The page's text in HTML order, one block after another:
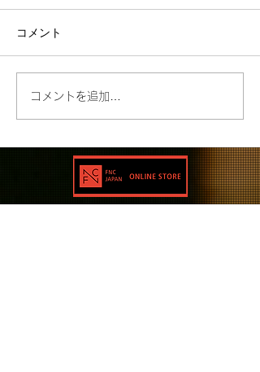
コメント
コメントを追加…